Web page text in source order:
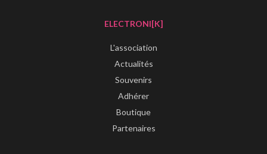
ELECTRONI[K]
L'association
Actualités
Souvenirs
Adhérer
Boutique
Partenaires